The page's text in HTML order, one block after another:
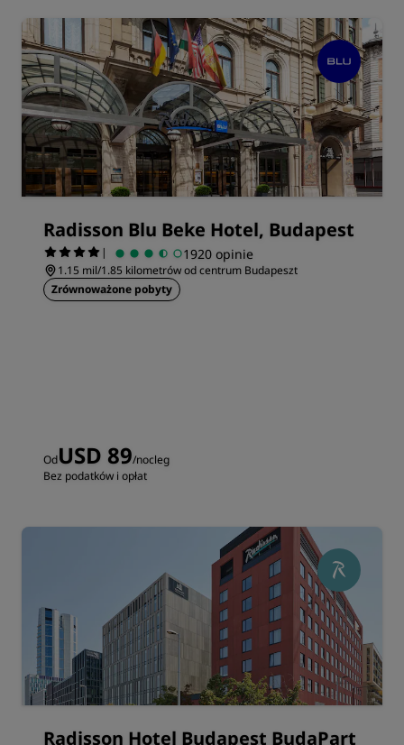
Radisson Blu Beke Hotel, Budapest
| 1920 opinie
1.15 mil/1.85 kilometrów od centrum Budapeszt
Zrównoważone pobyty
OdUSD 89/nocleg
Bez podatków i opłat
Radisson Hotel Budapest BudaPart